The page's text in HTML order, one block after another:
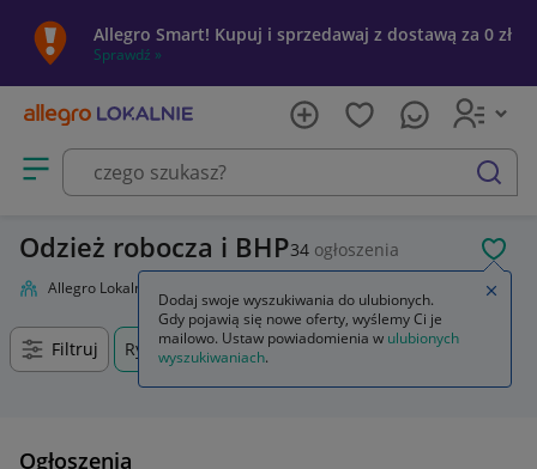
Allegro Smart! Kupuj i sprzedawaj z dostawą za 0 zł
Sprawdź »
Otwórz menu z kategoriami
szukaj
Odzież robocza i BHP34 ogłoszenia
Allegro Lokalnie Odzież robocza i BHP
Filtruj Rydułtowy, Śląskie, +0 km
Ogłoszenia
Dodaj swoje wyszukiwania do ulubionych.
Gdy pojawią się nowe oferty, wyślemy Ci je
mailowo. Ustaw powiadomienia w ulubionych
wyszukiwaniach.